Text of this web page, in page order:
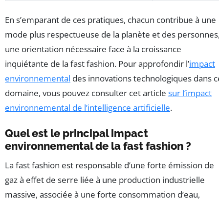
En s’emparant de ces pratiques, chacun contribue à une
mode plus respectueuse de la planète et des
une orientation nécessaire face à la croissance
inquiétante de la fast fashion. Pour approfondir l’impact
environnemental des innovations technologiques dans
domaine, vous pouvez consulter cet article sur l’impact
environnemental de l’intelligence artificielle.
Quel est le principal impact
environnemental de la fast fashion ?
La fast fashion est responsable d’une forte émission de
gaz à effet de serre liée à une production industrielle
massive, associée à une forte consommation d’eau,